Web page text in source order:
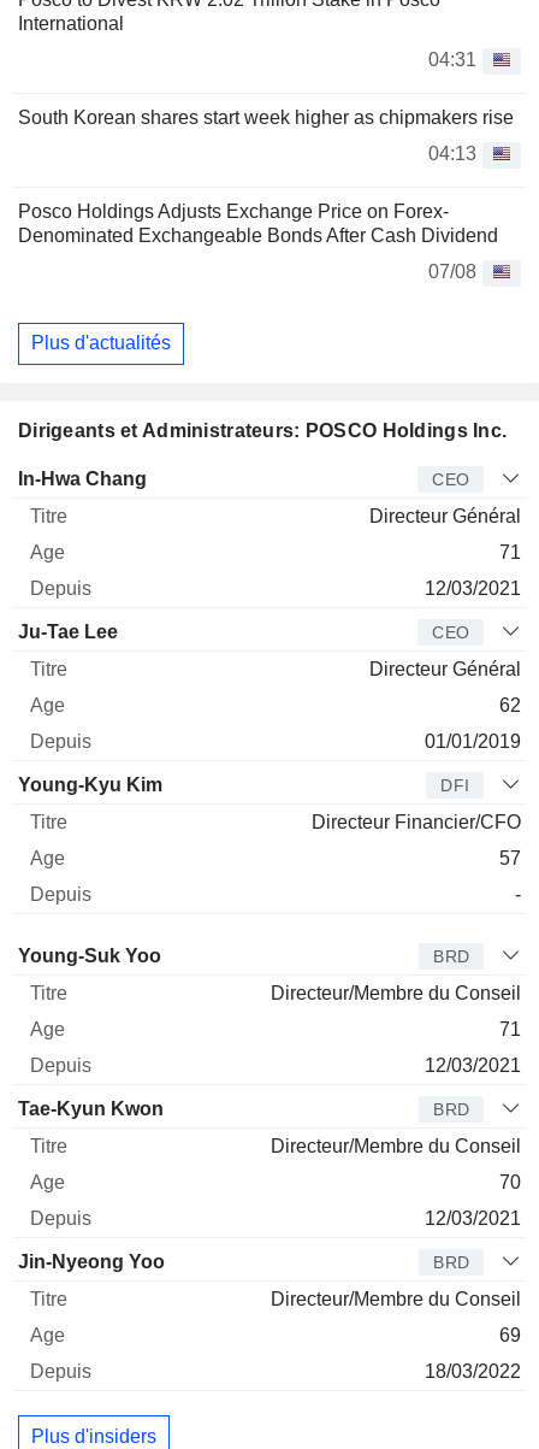
International
04:31
South Korean shares start week higher as chipmakers rise
04:13
Posco Holdings Adjusts Exchange Price on Forex-
Denominated Exchangeable Bonds After Cash Dividend
07/08
Plus d'actualités
Dirigeants et Administrateurs: POSCO Holdings Inc.
Dirigeant Titre
In-Hwa Chang CEO
Directeur Général
71
12/03/2021
Ju-Tae Lee CEO
Directeur Général
62
01/01/2019
Young-Kyu Kim DFI
Directeur Financier/CFO
57
-
Administrateur Titre
Young-Suk Yoo BRD
Directeur/Membre du Conseil
71
12/03/2021
Tae-Kyun Kwon BRD
Directeur/Membre du Conseil
70
12/03/2021
Jin-Nyeong Yoo BRD
Directeur/Membre du Conseil
69
18/03/2022
Plus d'insiders